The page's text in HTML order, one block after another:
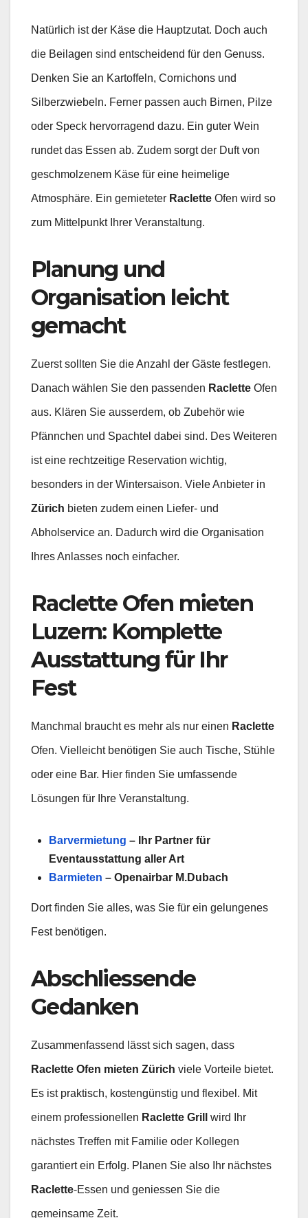
Natürlich ist der Käse die Hauptzutat. Doch auch
die Beilagen sind entscheidend für den Genuss.
Denken Sie an Kartoffeln, Cornichons und
Silberzwiebeln. Ferner passen auch Birnen, Pilze
oder Speck hervorragend dazu. Ein guter Wein
rundet das Essen ab. Zudem sorgt der Duft von
geschmolzenem Käse für eine heimelige
Atmosphäre. Ein gemieteter Raclette Ofen wird so
zum Mittelpunkt Ihrer Veranstaltung.
Planung und
Organisation leicht
gemacht
Zuerst sollten Sie die Anzahl der Gäste festlegen.
Danach wählen Sie den passenden Raclette Ofen
aus. Klären Sie ausserdem, ob Zubehör wie
Pfännchen und Spachtel dabei sind. Des Weiteren
ist eine rechtzeitige Reservation wichtig,
besonders in der Wintersaison. Viele Anbieter in
Zürich bieten zudem einen Liefer- und
Abholservice an. Dadurch wird die Organisation
Ihres Anlasses noch einfacher.
Raclette Ofen mieten
Luzern: Komplette
Ausstattung für Ihr
Fest
Manchmal braucht es mehr als nur einen Raclette
Ofen. Vielleicht benötigen Sie auch Tische, Stühle
oder eine Bar. Hier finden Sie umfassende
Lösungen für Ihre Veranstaltung.
Barvermietung – Ihr Partner für
Eventausstattung aller Art
Barmieten – Openairbar M.Dubach
Dort finden Sie alles, was Sie für ein gelungenes
Fest benötigen.
Abschliessende
Gedanken
Zusammenfassend lässt sich sagen, dass
Raclette Ofen mieten Zürich viele Vorteile bietet.
Es ist praktisch, kostengünstig und flexibel. Mit
einem professionellen Raclette Grill wird Ihr
nächstes Treffen mit Familie oder Kollegen
garantiert ein Erfolg. Planen Sie also Ihr nächstes
Raclette-Essen und geniessen Sie die
gemeinsame Zeit.